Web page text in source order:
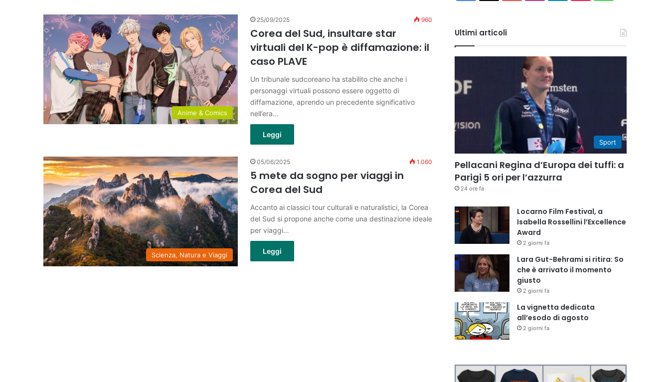
Anime & Comics
25/09/2025 960
Corea del Sud, insultare star
virtuali del K-pop è diffamazione: il
caso PLAVE
Un tribunale sudcoreano ha stabilito che anche i
personaggi virtuali possono essere oggetto di
diffamazione, aprendo un precedente significativo
nell’era…
Leggi
Scienza, Natura e Viaggi
05/06/2025 1.060
5 mete da sogno per viaggi in
Corea del Sud
Accanto ai classici tour culturali e naturalistici, la Corea
del Sud si propone anche come una destinazione ideale
per viaggi…
Leggi
Ultimi articoli
Sport
Pellacani Regina d’Europa dei tuffi: a
Parigi 5 ori per l’azzurra
24 ore fa
Locarno Film Festival, a
Isabella Rossellini l’Excellence
Award
2 giorni fa
Lara Gut-Behrami si ritira: So
che è arrivato il momento
giusto
2 giorni fa
La vignetta dedicata
all’esodo di agosto
2 giorni fa